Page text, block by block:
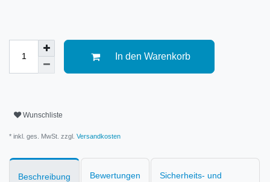
In den Warenkorb
Wunschliste
* inkl. ges. MwSt. zzgl. Versandkosten
Beschreibung Bewertungen
Sicherheits- und